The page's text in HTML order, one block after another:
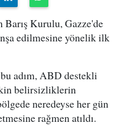
Kurulu, Gazze'de
edilmesine yönelik ilk
adım, ABD destekli
belirsizliklerin
neredeyse her gün
rağmen atıldı.